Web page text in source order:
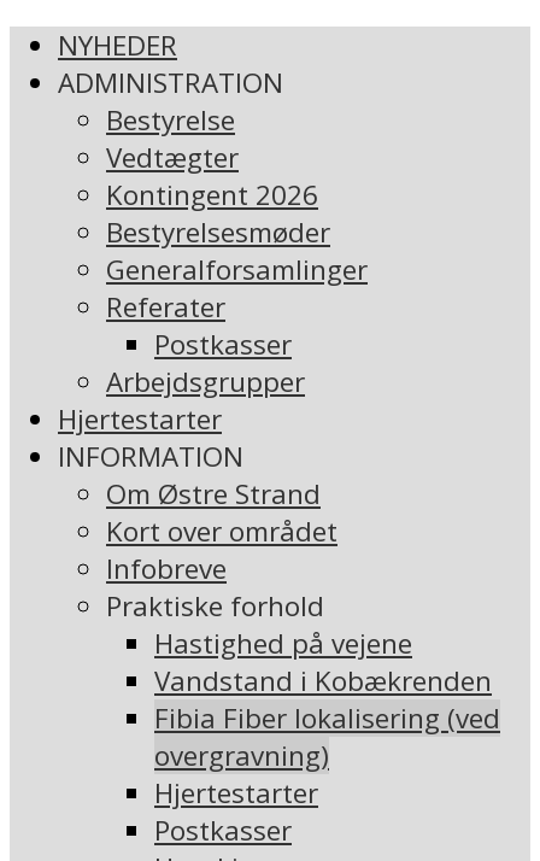
NYHEDER
ADMINISTRATION
Bestyrelse
Vedtægter
Kontingent 2026
Bestyrelsesmøder
Generalforsamlinger
Referater
Postkasser
Arbejdsgrupper
Hjertestarter
INFORMATION
Om Østre Strand
Kort over området
Infobreve
Praktiske forhold
Hastighed på vejene
Vandstand i Kobækrenden
Fibia Fiber lokalisering (ved
overgravning)
Hjertestarter
Postkasser